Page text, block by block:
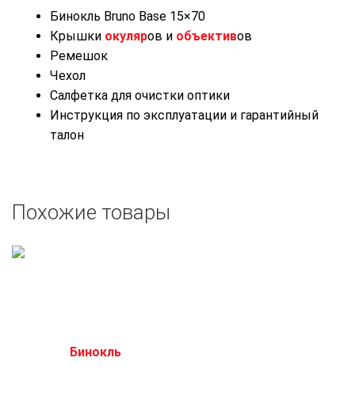
Бинокль Bruno Base 15×70
Крышки окуляров и объективов
Ремешок
Чехол
Салфетка для очистки оптики
Инструкция по эксплуатации и гарантийный
талон
Похожие товары